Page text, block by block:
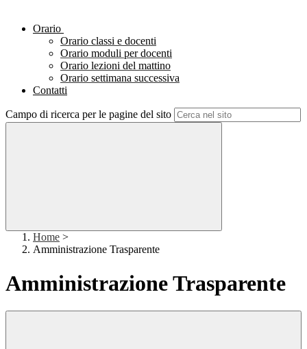
Orario
Orario classi e docenti
Orario moduli per docenti
Orario lezioni del mattino
Orario settimana successiva
Contatti
Campo di ricerca per le pagine del sito
Home >
Amministrazione Trasparente
Amministrazione Trasparente